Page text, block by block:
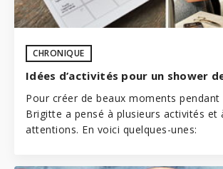
CHRONIQUE
Idées d’activités pour un shower
Pour créer de beaux moments pendant
Brigitte a pensé à plusieurs activités et
attentions. En voici quelques-unes: